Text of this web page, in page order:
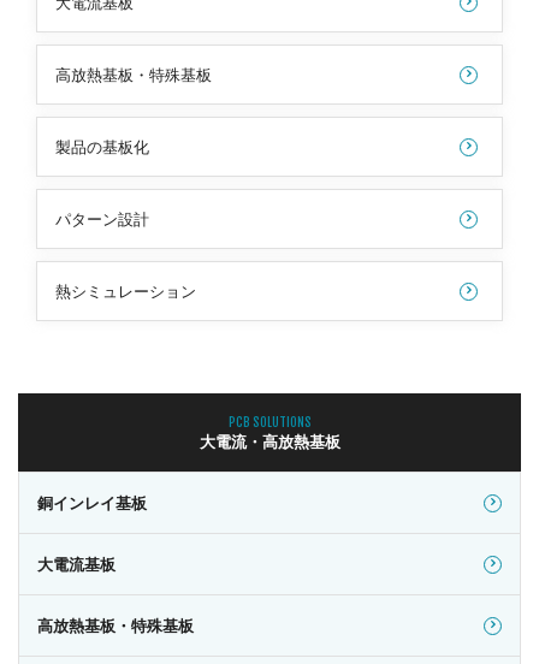
高放熱基板・特殊基板
製品の基板化
パターン設計
熱シミュレーション
PCB SOLUTIONS
大電流・高放熱基板
銅インレイ基板
大電流基板
高放熱基板・特殊基板